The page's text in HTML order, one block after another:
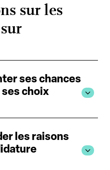
sur les
ses chances
choix
les raisons